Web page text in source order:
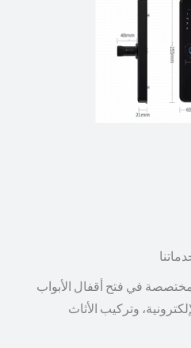
في فتح أقفال الأبواب